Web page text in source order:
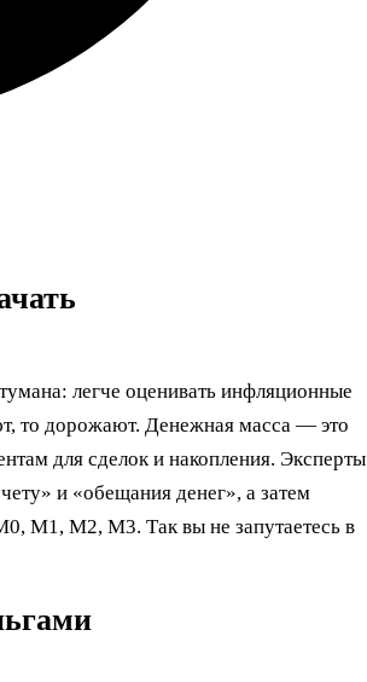
легче оценивать инфляционные
то дорожают. Денежная масса — это
для сделок и накопления. Эксперты
и «обещания денег», а затем
M1, M2, M3. Так вы не запутаетесь в